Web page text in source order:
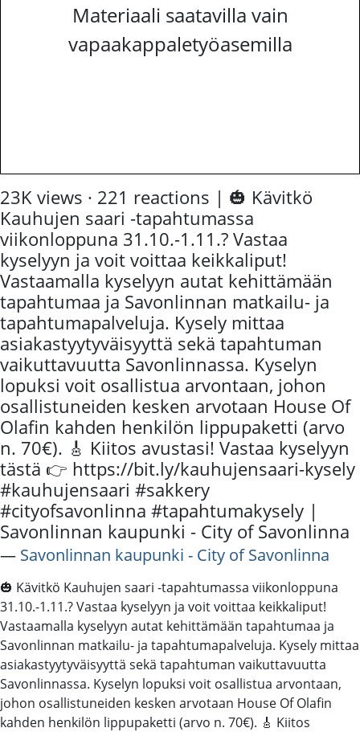
Materiaali saatavilla vain
vapaakappaletyöasemilla
23K views · 221 reactions | 🎃 Kävitkö
Kauhujen saari -tapahtumassa
viikonloppuna 31.10.-1.11.? Vastaa
kyselyyn ja voit voittaa keikkaliput!
Vastaamalla kyselyyn autat kehittämään
tapahtumaa ja Savonlinnan matkailu- ja
tapahtumapalveluja. Kysely mittaa
asiakastyytyväisyyttä sekä tapahtuman
vaikuttavuutta Savonlinnassa. Kyselyn
lopuksi voit osallistua arvontaan, johon
osallistuneiden kesken arvotaan House Of
Olafin kahden henkilön lippupaketti (arvo
n. 70€). 🎸 Kiitos avustasi! Vastaa kyselyyn
tästä 👉 https://bit.ly/kauhujensaari-kysely
#kauhujensaari #sakkery
#cityofsavonlinna #tapahtumakysely |
Savonlinnan kaupunki - City of Savonlinna
― Savonlinnan kaupunki - City of Savonlinna
🎃 Kävitkö Kauhujen saari -tapahtumassa viikonloppuna
31.10.-1.11.? Vastaa kyselyyn ja voit voittaa keikkaliput!
Vastaamalla kyselyyn autat kehittämään tapahtumaa ja
Savonlinnan matkailu- ja tapahtumapalveluja. Kysely mittaa
asiakastyytyväisyyttä sekä tapahtuman vaikuttavuutta
Savonlinnassa. Kyselyn lopuksi voit osallistua arvontaan,
johon osallistuneiden kesken arvotaan House Of Olafin
kahden henkilön lippupaketti (arvo n. 70€). 🎸 Kiitos